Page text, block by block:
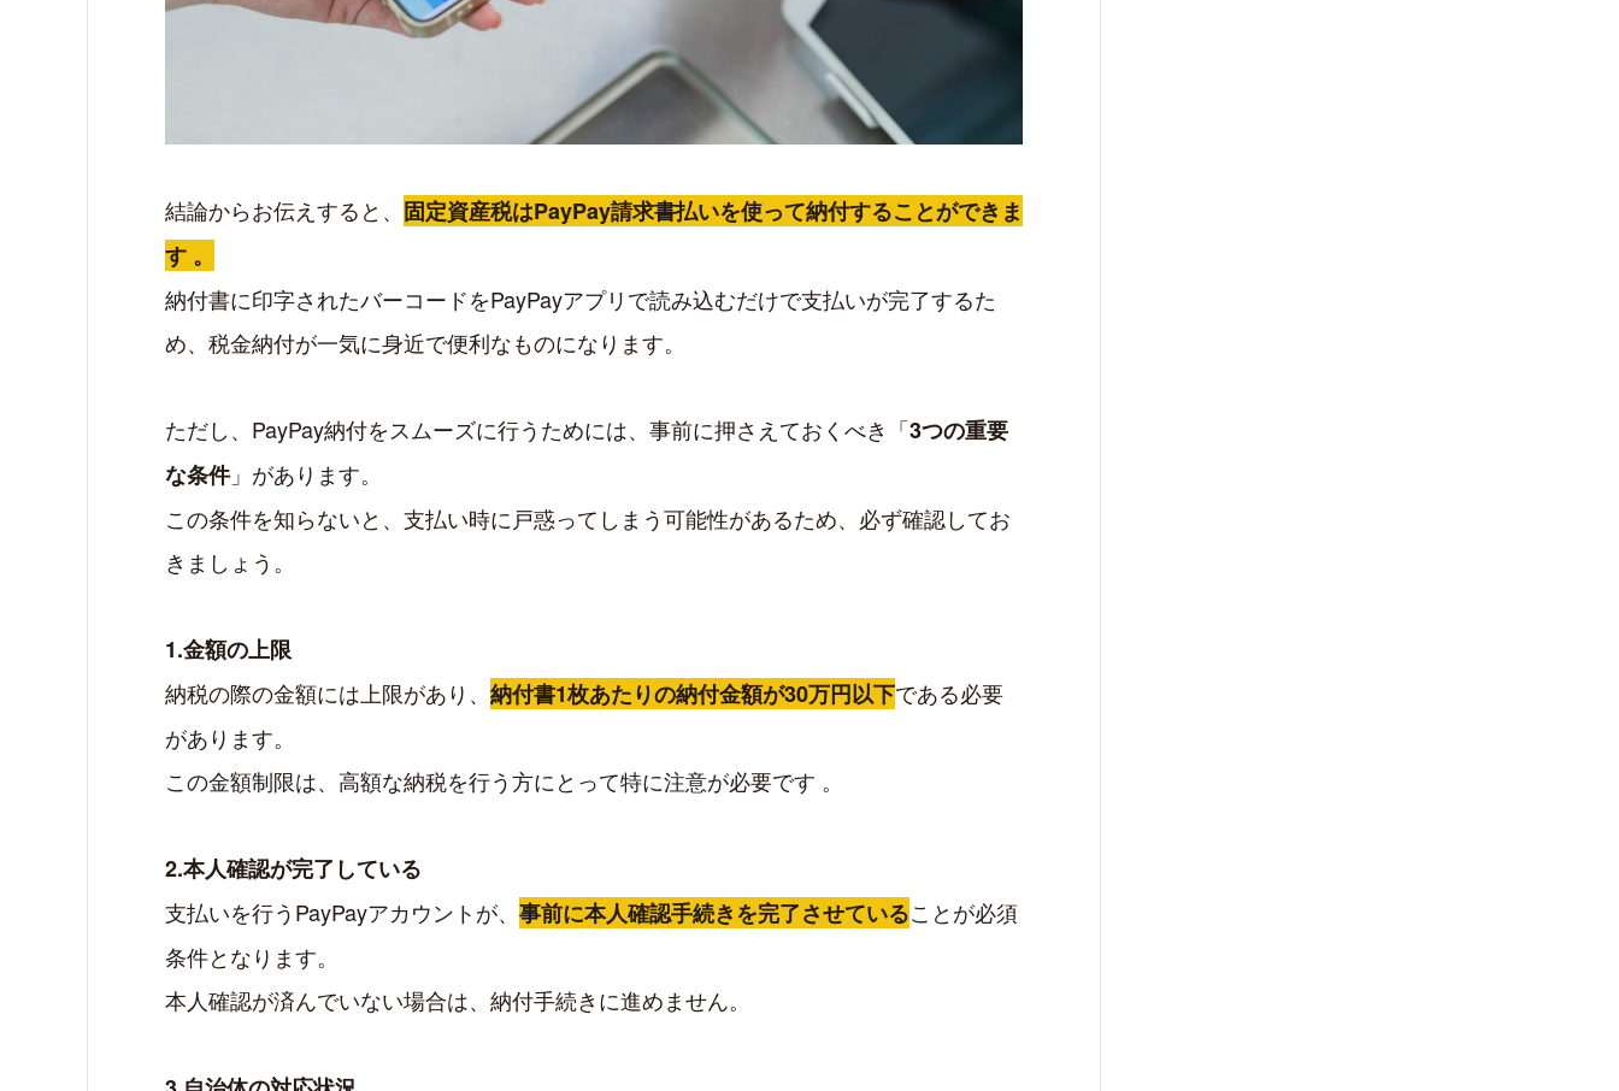
結論からお伝えすると、 固定資産税はPayPay請求書払いを使って納付することができま
す 。
納付書に印字されたバーコードをPayPayアプリで読み込むだけで支払いが完了するた
め、税金納付が一気に身近で便利なものになります。
ただし、PayPay納付をスムーズに行うためには、事前に押さえておくべき「3つの重要
な条件」があります。
この条件を知らないと、支払い時に戸惑ってしまう可能性があるため、必ず確認してお
きましょう。
1.金額の上限
納税の際の金額には上限があり、 納付書1枚あたりの納付金額が30万円以下である必要
があります。
この金額制限は、高額な納税を行う方にとって特に注意が必要です 。
2.本人確認が完了している
支払いを行うPayPayアカウントが、 事前に本人確認手続きを完了させていることが必須
条件となります。
本人確認が済んでいない場合は、納付手続きに進めません。